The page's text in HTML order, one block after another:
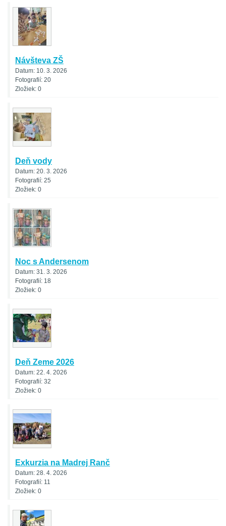
Návšteva ZŠ
Datum: 10. 3. 2026
Fotografií: 20
Zložiek: 0
Deň vody
Datum: 20. 3. 2026
Fotografií: 25
Zložiek: 0
Noc s Andersenom
Datum: 31. 3. 2026
Fotografií: 18
Zložiek: 0
Deň Zeme 2026
Datum: 22. 4. 2026
Fotografií: 32
Zložiek: 0
Exkurzia na Madrej Ranč
Datum: 28. 4. 2026
Fotografií: 11
Zložiek: 0